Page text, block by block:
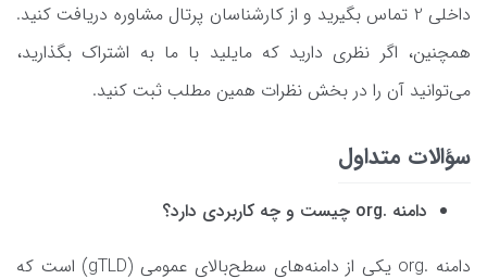
داخلی 2 تماس بگیرید و از کارشناسان پرتال مشاوره دریافت کنید.
همچنین، اگر نظری دارید که مایلید با ما به اشتراک بگذارید،
می‌توانید آن را در بخش نظرات همین مطلب ثبت کنید.
سؤالات متداول
دامنه .org چیست و چه کاربردی دارد؟
دامنه .org یکی از دامنه‌های سطح‌بالای عمومی (gTLD) است که